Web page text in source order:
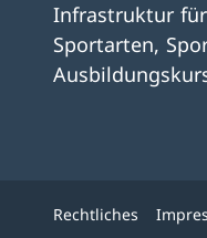
Infrastruktur
Sportarten,
Rechtliches